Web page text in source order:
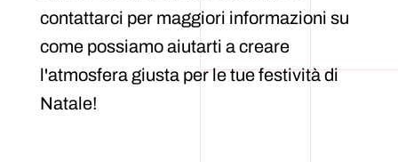
contattarci per maggiori informazioni su
come possiamo aiutarti a creare
l'atmosfera giusta per le tue festività di
Natale!